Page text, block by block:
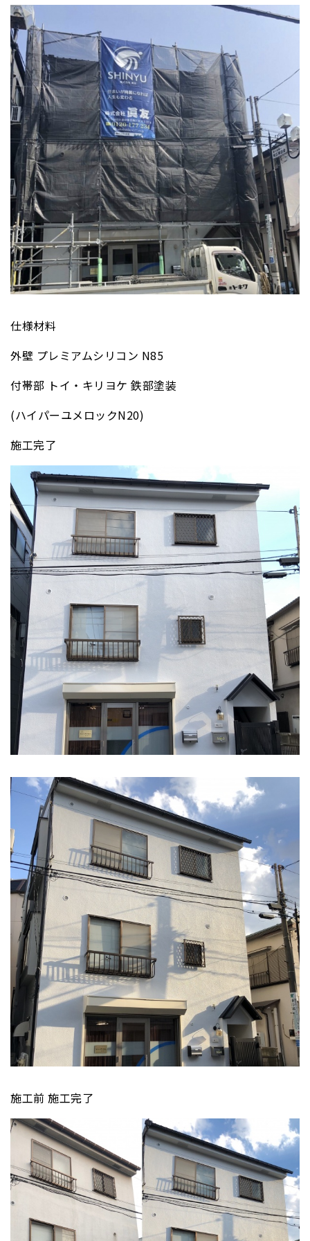
仕様材料
外壁 プレミアムシリコン N85
付帯部 トイ・キリヨケ 鉄部塗装
(ハイパーユメロックN20)
施工完了
施工前 施工完了